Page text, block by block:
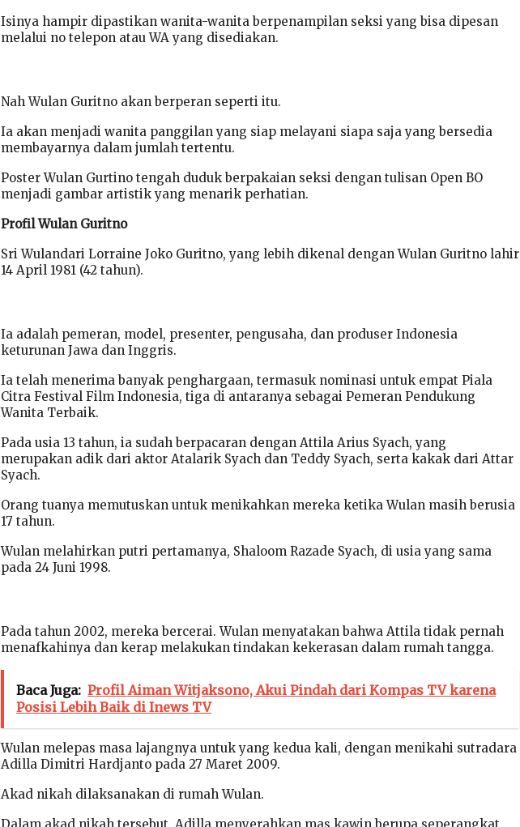
Isinya hampir dipastikan wanita-wanita berpenampilan seksi yang bisa dipesan
melalui no telepon atau WA yang disediakan.
Nah Wulan Guritno akan berperan seperti itu.
Ia akan menjadi wanita panggilan yang siap melayani siapa saja yang bersedia
membayarnya dalam jumlah tertentu.
Poster Wulan Gurtino tengah duduk berpakaian seksi dengan tulisan Open BO
menjadi gambar artistik yang menarik perhatian.
Profil Wulan Guritno
Sri Wulandari Lorraine Joko Guritno, yang lebih dikenal dengan Wulan Guritno lahir
14 April 1981 (42 tahun).
Ia adalah pemeran, model, presenter, pengusaha, dan produser Indonesia
keturunan Jawa dan Inggris.
Ia telah menerima banyak penghargaan, termasuk nominasi untuk empat Piala
Citra Festival Film Indonesia, tiga di antaranya sebagai Pemeran Pendukung
Wanita Terbaik.
Pada usia 13 tahun, ia sudah berpacaran dengan Attila Arius Syach, yang
merupakan adik dari aktor Atalarik Syach dan Teddy Syach, serta kakak dari Attar
Syach.
Orang tuanya memutuskan untuk menikahkan mereka ketika Wulan masih berusia
17 tahun.
Wulan melahirkan putri pertamanya, Shaloom Razade Syach, di usia yang sama
pada 24 Juni 1998.
Pada tahun 2002, mereka bercerai. Wulan menyatakan bahwa Attila tidak pernah
menafkahinya dan kerap melakukan tindakan kekerasan dalam rumah tangga.
Baca Juga: Profil Aiman Witjaksono, Akui Pindah dari Kompas TV karena
Posisi Lebih Baik di Inews TV
Wulan melepas masa lajangnya untuk yang kedua kali, dengan menikahi sutradara
Adilla Dimitri Hardjanto pada 27 Maret 2009.
Akad nikah dilaksanakan di rumah Wulan.
Dalam akad nikah tersebut, Adilla menyerahkan mas kawin berupa seperangkat